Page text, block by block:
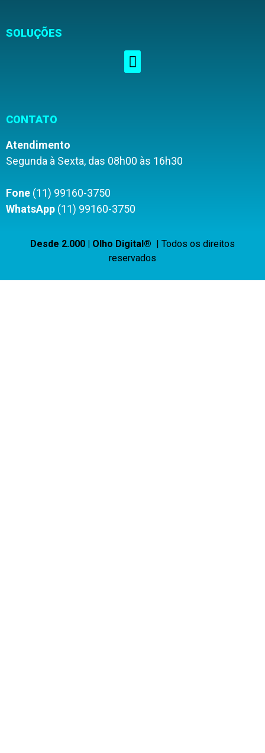
SOLUÇÕES
CONTATO
Atendimento
Segunda à Sexta, das 08h00 às 16h30
Fone (11) 99160-3750
WhatsApp (11) 99160-3750
Desde 2.000 | Olho Digital® | Todos os direitos
reservados